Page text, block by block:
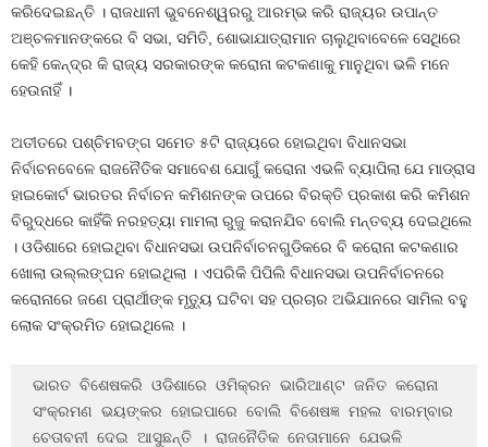
କରିଦେଇଛନ୍ତି । ରାଜଧାନୀ ଭୁବନେଶ୍ୱରରୁ ଆରମ୍ଭ କରି ରାଜ୍ୟର ଉପାନ୍ତ
ଅଞ୍ଚଳମାନଙ୍କରେ ବି ସଭା, ସମିତି, ଶୋଭାଯାତ୍ରାମାନ ଚାଲୁଥିବାବେଳେ ସେଥିରେ
କେହି କେନ୍ଦ୍ର କି ରାଜ୍ୟ ସରକାରଙ୍କ କରୋନା କଟକଣାକୁ ମାନୁଥିବା ଭଳି ମନେ
ହେଉନାହିଁ ।
ଅତୀତରେ ପଶ୍ଚିମବଙ୍ଗ ସମେତ ୫ଟି ରାଜ୍ୟରେ ହୋଇଥିବା ବିଧାନସଭା
ନିର୍ବାଚନବେଳେ ରାଜନୈତିକ ସମାବେଶ ଯୋଗୁଁ କରୋନା ଏଭଳି ବ୍ୟାପିଲା ଯେ ମାଡ୍ରାସ
ହାଇକୋର୍ଟ ଭାରତର ନିର୍ବାଚନ କମିଶନଙ୍କ ଉପରେ ବିରକ୍ତି ପ୍ରକାଶ କରି କମିଶନ
ବିରୁଦ୍ଧରେ କାହିଁକି ନରହତ୍ୟା ମାମଲା ରୁଜୁ କରାନଯିବ ବୋଲି ମନ୍ତବ୍ୟ ଦେଇଥିଲେ
। ଓଡିଶାରେ ହୋଇଥିବା ବିଧାନସଭା ଉପନିର୍ବାଚନଗୁଡିକରେ ବି କରୋନା କଟକଣାର
ଖୋଲା ଉଲ୍ଲଙ୍ଘନ ହୋଇଥିଲା । ଏପରିକି ପିପିଲି ବିଧାନସଭା ଉପନିର୍ବାଚନରେ
କରୋନାରେ ଜଣେ ପ୍ରାର୍ଥୀଙ୍କ ମୃତ୍ୟୁ ଘଟିବା ସହ ପ୍ରଚାର ଅଭିଯାନରେ ସାମିଲ ବହୁ
ଲୋକ ସଂକ୍ରମିତ ହୋଇଥିଲେ ।
ଭାରତ ବିଶେଷକରି ଓଡିଶାରେ ଓମିକ୍ରନ ଭାରିଆଣ୍ଟ ଜନିତ କରୋନା
ସଂକ୍ରମଣ ଭୟଙ୍କର ହୋଇପାରେ ବୋଲି ବିଶେଷଜ୍ଞ ମହଲ ବାରମ୍ବାର
ଚେତାବନୀ ଦେଇ ଆସୁଛନ୍ତି । ରାଜନୈତିକ ନେତାମାନେ ଯେଭଳି